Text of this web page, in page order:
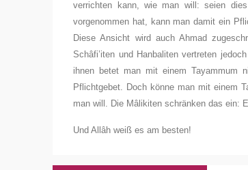
verrichten kann, wie man will: seien
vorgenommen hat, kann man damit ein
Diese Ansicht wird auch Ahmad
Schâfi’iten und Hanbaliten vertreten
ihnen betet man mit einem Tayammum
Pflichtgebet. Doch könne man mit einem
man will. Die Mâlikiten schränken das ein:
Und Allâh weiß es am besten!